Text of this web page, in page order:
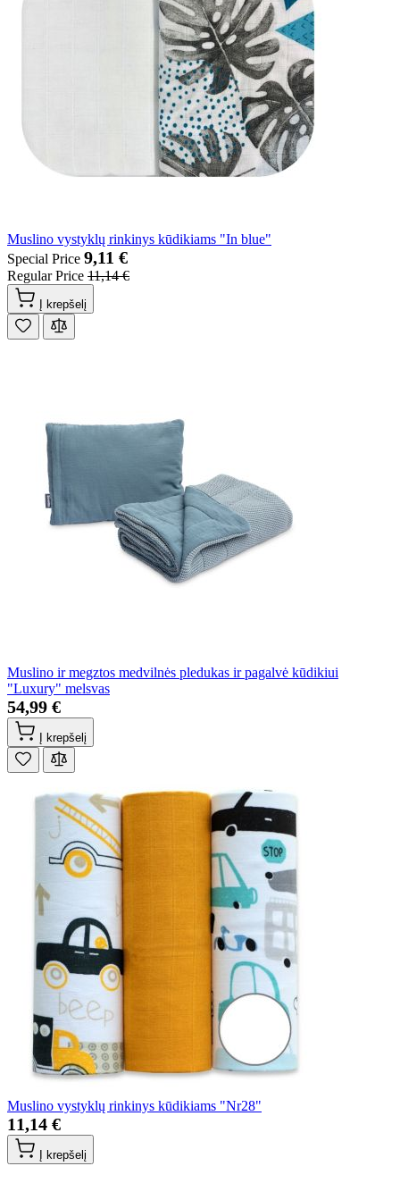
Muslino vystyklų rinkinys kūdikiams "In blue"
Special Price 9,11 €
Regular Price 11,14 €
Į krepšelį
Muslino ir megztos medvilnės pledukas ir pagalvė kūdikiui
"Luxury" melsvas
54,99 €
Į krepšelį
Muslino vystyklų rinkinys kūdikiams "Nr28"
11,14 €
Į krepšelį